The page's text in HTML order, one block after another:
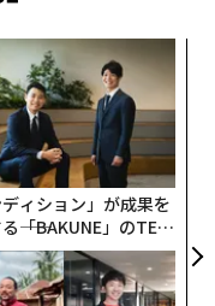
イギリス
ソン/長距離走
練度、国際安全監
考慮してランキン
じたエアラインレー
ン最高経営責任者
価する上で、透明性
的に関与し情報を共
を可能にする一方、
る」
ディション」が成果を
――「BAKUNE」のTEN
支える「挑戦者の明